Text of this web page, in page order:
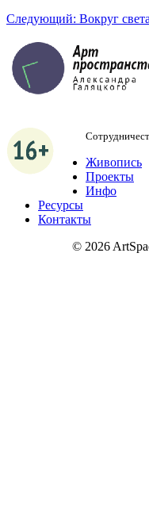
Следующий: Вокруг
Живопись
Проекты
Инфо
Ресурсы
Контакты
© 2026